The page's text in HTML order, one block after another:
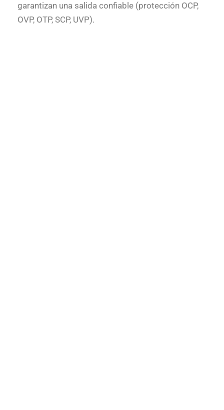
garantizan una salida confiable (protección OCP,
OVP, OTP, SCP, UVP).